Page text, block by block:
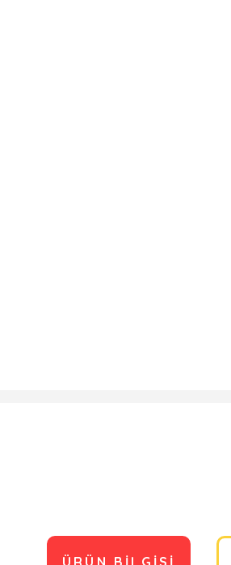
ÜRÜN BILGISI